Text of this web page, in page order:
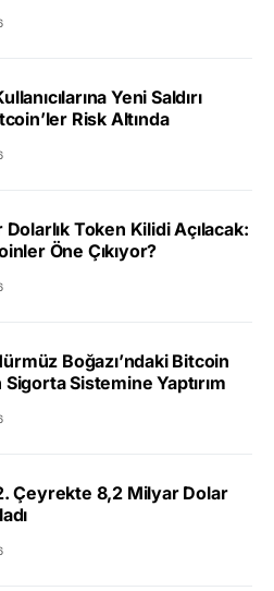
Yeni Saldırı
Risk Altında
Token Kilidi Açılacak:
Öne Çıkıyor?
Boğazı’ndaki Bitcoin
Sistemine Yaptırım
Çeyrekte 8,2 Milyar Dolar